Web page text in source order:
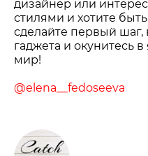
дизайнер или
стилями и хотите
сделайте первый
гаджета и окунитесь
мир!
@elena__fedoseeva